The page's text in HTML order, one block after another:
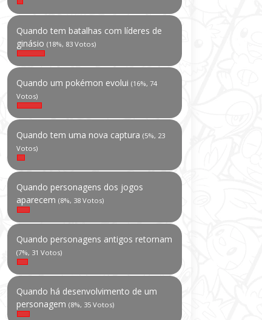
Quando tem batalhas com líderes de
ginásio (18%, 83 Votos)
Quando um pokémon evolui (16%, 74
Votos)
Quando tem uma nova captura (5%, 23
Votos)
Quando personagens dos jogos
aparecem (8%, 38 Votos)
Quando personagens antigos retornam
(7%, 31 Votos)
Quando há desenvolvimento de um
personagem (8%, 35 Votos)